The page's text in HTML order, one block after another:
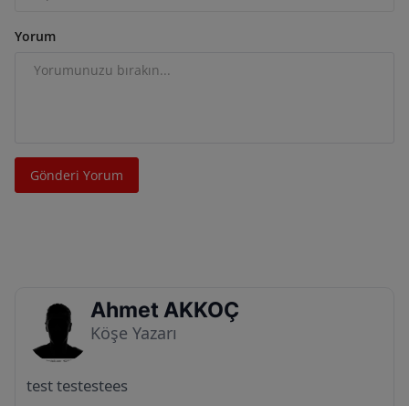
Yorum
Gönderi Yorum
Ahmet AKKOÇ
Köşe Yazarı
test testestees